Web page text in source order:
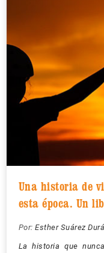
Una historia de
esta época. Un
Por: Esther Suárez
La historia que